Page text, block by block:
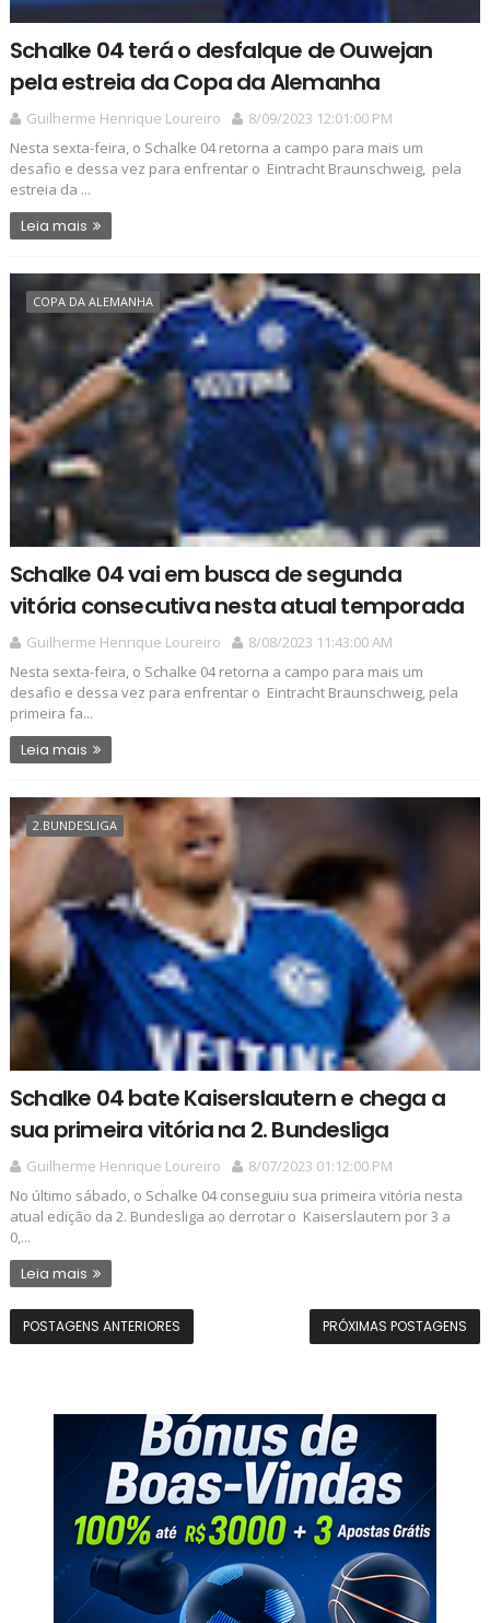
Schalke 04 terá o desfalque de Ouwejan
pela estreia da Copa da Alemanha
Guilherme Henrique Loureiro
8/09/2023 12:01:00 PM
Nesta sexta-feira, o Schalke 04 retorna a campo para mais um
desafio e dessa vez para enfrentar o Eintracht Braunschweig, pela
estreia da ...
Leia mais
COPA DA ALEMANHA
Schalke 04 vai em busca de segunda
vitória consecutiva nesta atual temporada
Guilherme Henrique Loureiro
8/08/2023 11:43:00 AM
Nesta sexta-feira, o Schalke 04 retorna a campo para mais um
desafio e dessa vez para enfrentar o Eintracht Braunschweig, pela
primeira fa...
Leia mais
2.BUNDESLIGA
Schalke 04 bate Kaiserslautern e chega a
sua primeira vitória na 2. Bundesliga
Guilherme Henrique Loureiro
8/07/2023 01:12:00 PM
No último sábado, o Schalke 04 conseguiu sua primeira vitória nesta
atual edição da 2. Bundesliga ao derrotar o Kaiserslautern por 3 a
0,...
Leia mais
POSTAGENS ANTERIORES PRÓXIMAS POSTAGENS